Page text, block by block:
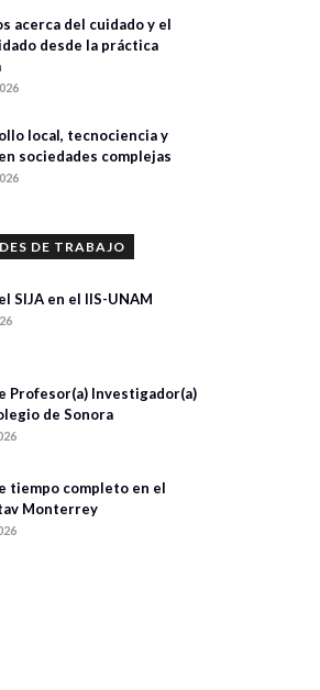
acerca del cuidado y el
desde la práctica
local, tecnociencia y
sociedades complejas
DE TRABAJO
SIJA en el IIS-UNAM
Profesor(a) Investigador(a)
de Sonora
tiempo completo en el
Monterrey